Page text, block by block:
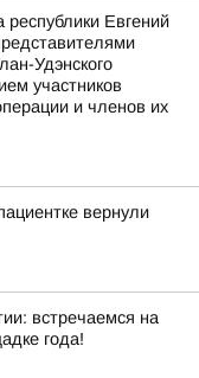
республики Евгений
Удэнского
участников
и членов их
вернули
встречаемся на
года!